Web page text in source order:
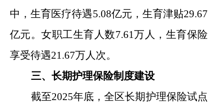
中，生育医疗待遇5.08亿元 ，生育津贴29.67
亿元。女职工生育人数7.61万人，生育保险
享受待遇21.67万人次。
三、长期护理保险制度建设
截至2025年底，全区长期护理保险试点